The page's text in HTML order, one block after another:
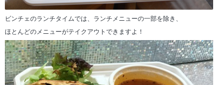
ビンチェのランチタイムでは、ランチメニューの一部を除き、
ほとんどのメニューがテイクアウトできますよ！